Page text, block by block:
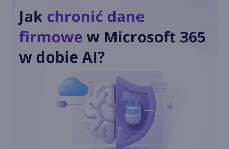
pobranie Paint 3D
Przedłużone wsparcie
konsumentów. Ile będzie
kosztować?
Październikowa aktualizacja
opcjonalna Windows 10 22H2
(build 19045.5073)